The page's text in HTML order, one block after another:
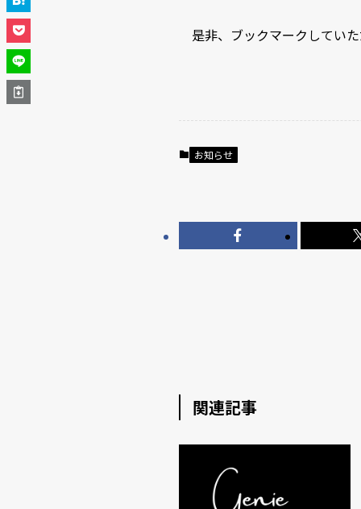
是非、ブックマークしていた
お知らせ
関連記事